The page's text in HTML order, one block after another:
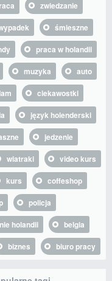
zwiedzanie
śmieszne
praca w holandii
muzyka
auto
ciekawostki
język holenderski
jedzenie
wiatraki
video kurs
kurs
coffeshop
policja
holandii
belgia
biznes biuro pracy